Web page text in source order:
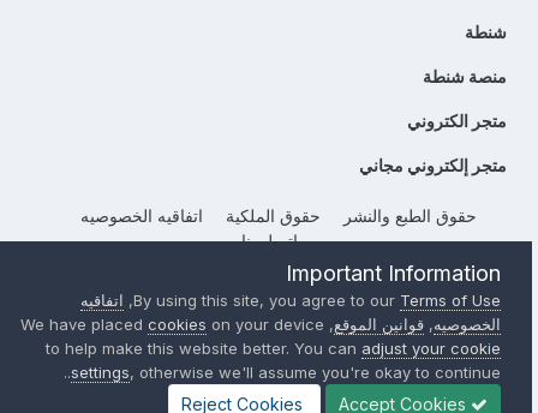
شنطة
منصة شنطة
متجر الكتروني
متجر إلكتروني مجاني
حقوق الطبع والنشر حقوق الملكية
اتفاقيه الخصوصيه
إتصل بنا
Powered by Invision CommunityImportant Information
By using this site, you agree to ourTerms of Use
, اتفاقيه
الخصوصيه, قوانين الموقع, We have placed
cookies on your device
to help make this website better. You canadjust your cookie
settings , otherwise we'll assume you're okay to continue..
Accept Cookies